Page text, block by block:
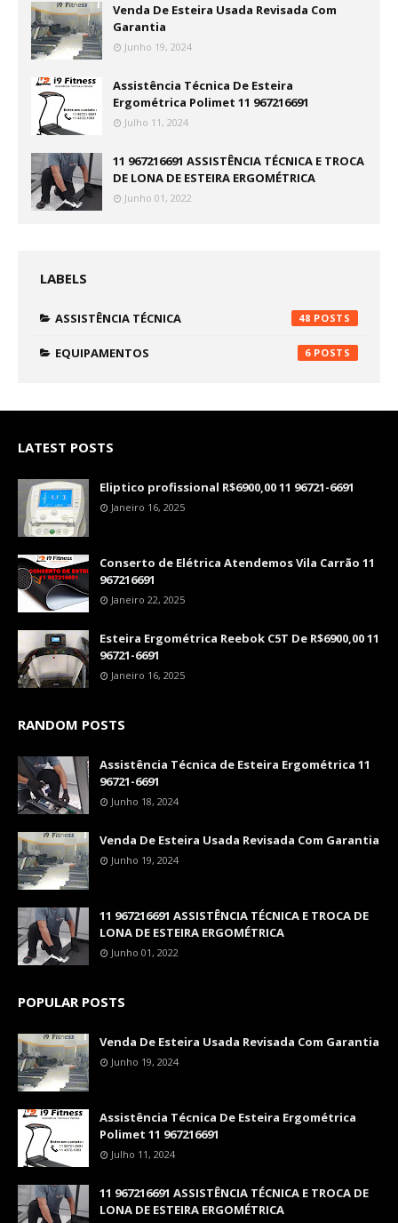
Venda De Esteira Usada Revisada Com
Garantia
Junho 19, 2024
Assistência Técnica De Esteira
Ergométrica Polimet 11 967216691
Julho 11, 2024
11 967216691 ASSISTÊNCIA TÉCNICA E TROCA
DE LONA DE ESTEIRA ERGOMÉTRICA
Junho 01, 2022
LABELS
ASSISTÊNCIA TÉCNICA 48
EQUIPAMENTOS 6
LATEST POSTS
Eliptico profissional R$6900,00 11 96721-6691
Janeiro 16, 2025
Conserto de Elétrica Atendemos Vila Carrão 11
967216691
Janeiro 22, 2025
Esteira Ergométrica Reebok C5T De R$6900,00 11
96721-6691
Janeiro 16, 2025
RANDOM POSTS
Assistência Técnica de Esteira Ergométrica 11
96721-6691
Junho 18, 2024
Venda De Esteira Usada Revisada Com Garantia
Junho 19, 2024
11 967216691 ASSISTÊNCIA TÉCNICA E TROCA DE
LONA DE ESTEIRA ERGOMÉTRICA
Junho 01, 2022
POPULAR POSTS
Venda De Esteira Usada Revisada Com Garantia
Junho 19, 2024
Assistência Técnica De Esteira Ergométrica
Polimet 11 967216691
Julho 11, 2024
11 967216691 ASSISTÊNCIA TÉCNICA E TROCA DE
LONA DE ESTEIRA ERGOMÉTRICA